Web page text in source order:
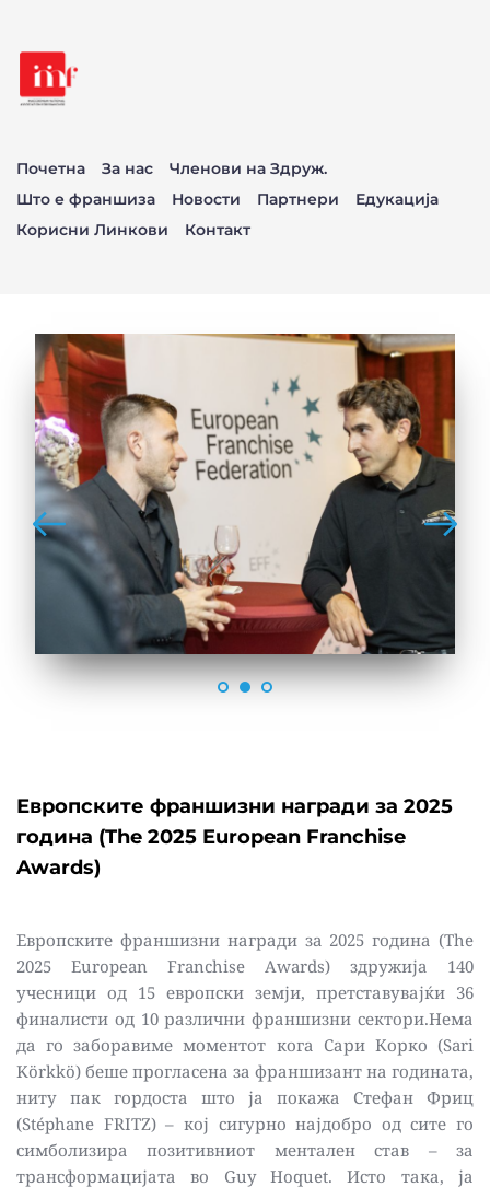
Почетна За нас
Членови на Здруж.
Што е франшиза
Новости Партнери
Едукација
Корисни Линкови
Контакт
Европските франшизни награди за 2025
година (The 2025 European Franchise
Awards)
Европските франшизни награди за 2025 година (The
2025 European Franchise Awards) здружија 140
учесници од 15 европски земји, претставувајќи 36
финалисти од 10 различни франшизни сектори.Нема
да го заборавиме моментот кога Сари Корко (Sari
Körkkö) беше прогласена за франшизант на годината,
ниту пак гордоста што ја покажа Стефан Фриц
(Stéphane FRITZ) – кој сигурно најдобро од сите го
симболизира позитивниот ментален став – за
трансформацијата во Guy Hoquet. Исто така, ја